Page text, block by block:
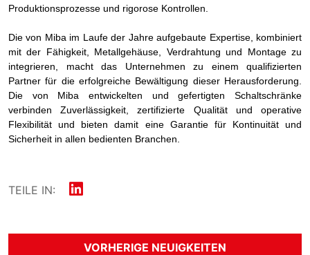
Produktionsprozesse und rigorose Kontrollen.
Die von Miba im Laufe der Jahre aufgebaute Expertise, kombiniert
mit der Fähigkeit, Metallgehäuse, Verdrahtung und Montage zu
integrieren, macht das Unternehmen zu einem qualifizierten
Partner für die erfolgreiche Bewältigung dieser Herausforderung.
Die von Miba entwickelten und gefertigten Schaltschränke
verbinden Zuverlässigkeit, zertifizierte Qualität und operative
Flexibilität und bieten damit eine Garantie für Kontinuität und
Sicherheit in allen bedienten Branchen.
TEILE IN:
VORHERIGE NEUIGKEITEN